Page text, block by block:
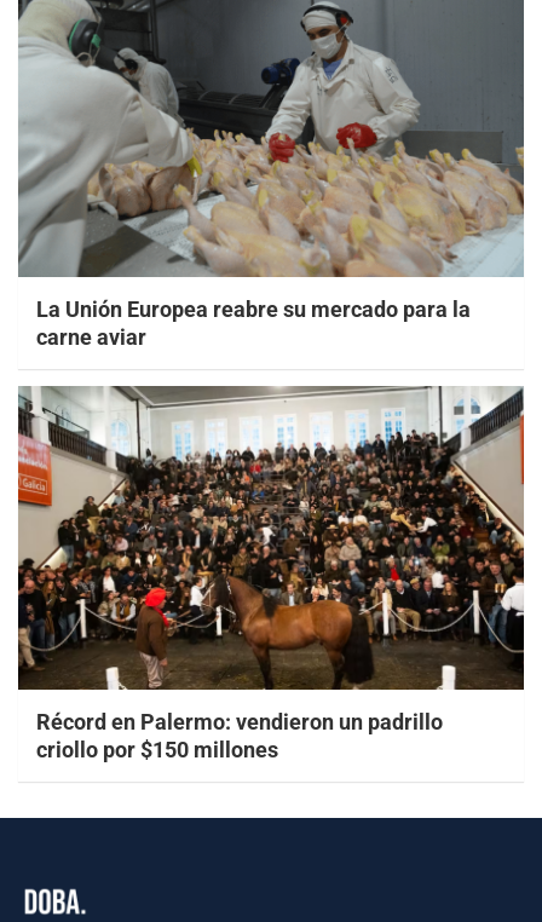
La Unión Europea reabre su mercado para la
carne aviar
Récord en Palermo: vendieron un padrillo
criollo por $150 millones